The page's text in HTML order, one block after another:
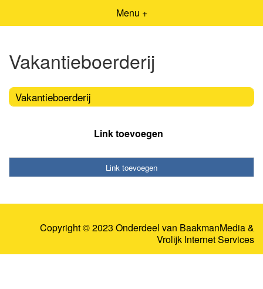
Menu +
Vakantieboerderij
Vakantieboerderij
Link toevoegen
Link toevoegen
Copyright © 2023 Onderdeel van BaakmanMedia&
Vrolijk Internet Services